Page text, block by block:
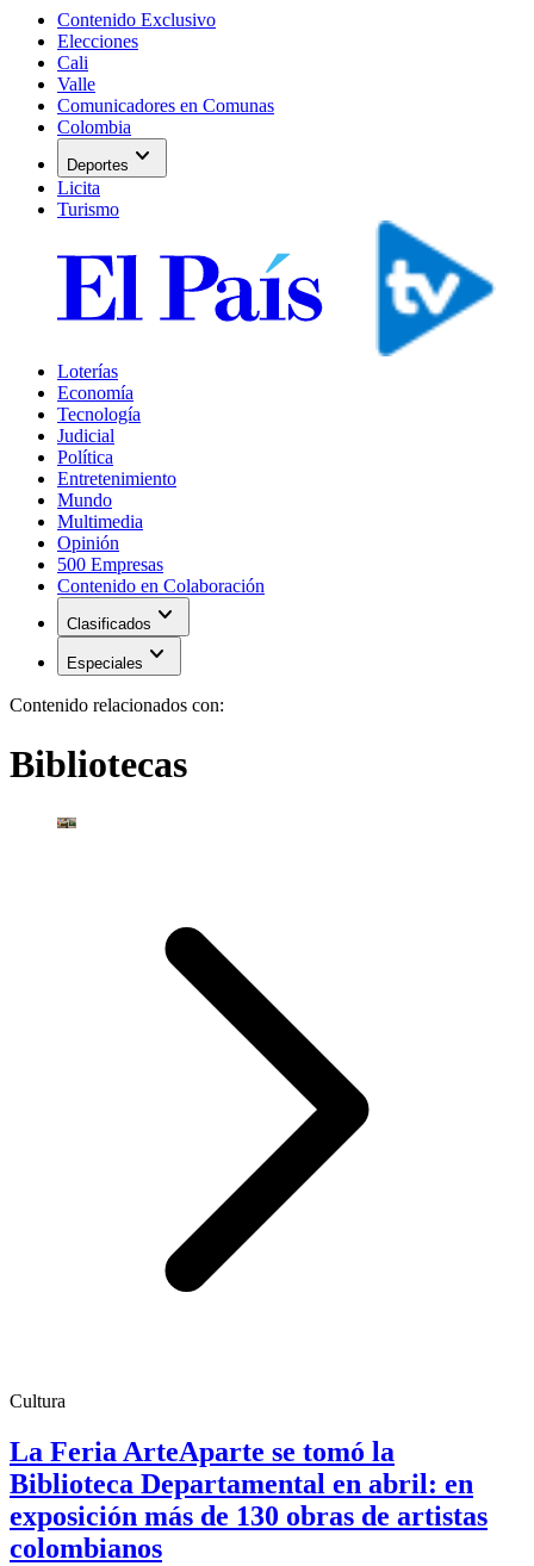
Contenido Exclusivo
Elecciones
Cali
Valle
Comunicadores en Comunas
Colombia
Deportes expand_more
Licita
Turismo
Loterías
Economía
Tecnología
Judicial
Política
Entretenimiento
Mundo
Multimedia
Opinión
500 Empresas
Contenido en Colaboración
Clasificados expand_more
Especiales expand_more
Contenido relacionados con:
Bibliotecas
Cultura
La Feria ArteAparte se tomó la
Biblioteca Departamental en abril: en
exposición más de 130 obras de artistas
colombianos